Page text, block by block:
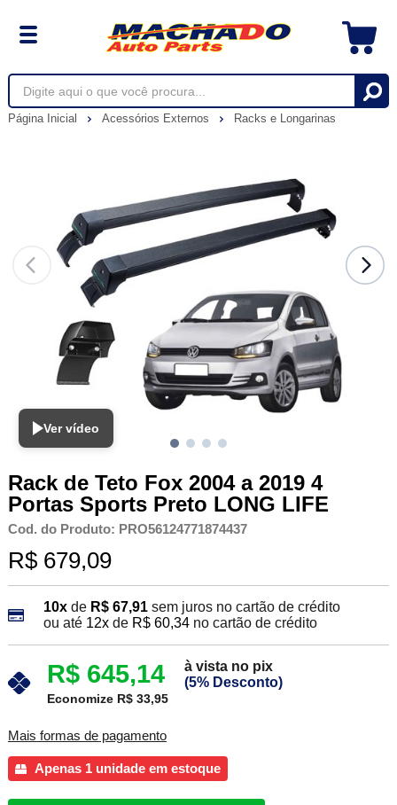
Página Inicial Acessórios Externos Racks e Longarinas
Ver vídeo
Rack de Teto Fox 2004 a 2019 4
Portas Sports Preto LONG LIFE
Cod. do Produto: PRO56124771874437
R$ 679,09
10xde R$ 67,91 sem juros no cartão de crédito
ou até 12xde R$ 60,34no cartão de crédito
R$ 645,14
à vista no pix
(5% Desconto)
Economize R$ 33,95
Mais formas de pagamento
Apenas 1 unidade em estoque